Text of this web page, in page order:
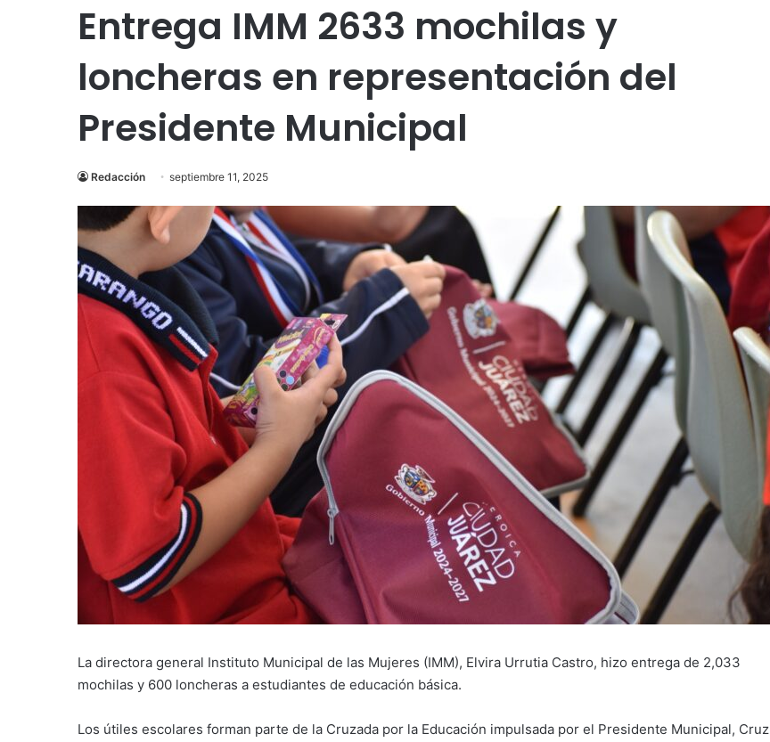
Entrega IMM 2633 mochilas y
loncheras en representación del
Presidente Municipal
Redacción septiembre 11, 2025
La directora general Instituto Municipal de las Mujeres (IMM), Elvira Urrutia Castro, hizo entrega de 2,033
mochilas y 600 loncheras a estudiantes de educación básica.
Los útiles escolares forman parte de la Cruzada por la Educación impulsada por el Presidente Municipal, Cruz